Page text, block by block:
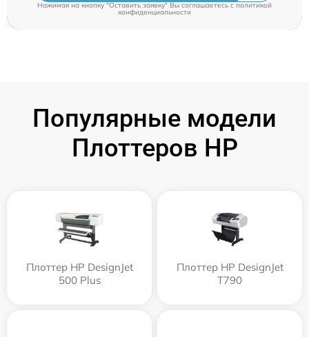
Нажимая на кнопку "Оставить заявку" Вы соглашаетесь c политикой
конфиденциальности
Популярные модели
Плоттеров HP
Плоттер HP DesignJet
500 Plus
Плоттер HP DesignJet
T790